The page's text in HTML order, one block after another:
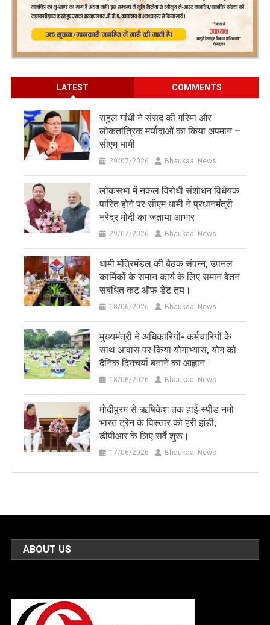
LATEST COMMENTS
राहुल गांधी ने संसद की गरिमा और
लोकतांत्रिक मर्यादाओं का किया अपमान –
सीएम धामी
29/07/2026 Bhaukaal News
लोकसभा में नकल विरोधी संशोधन विधेयक
पारित होने पर सीएम धामी ने प्रधानमंत्री
नरेंद्र मोदी का जताया आभार
29/07/2026 Bhaukaal News
धामी मंत्रिमंडल की बैठक संपन्न, उपनल
कार्मिकों के समान कार्य के लिए समान वेतन
संबंधित कट ऑफ डेट तय।
18/06/2026 Bhaukaal News
मुख्यमंत्री ने अधिकारियों- कर्मचारियों के
साथ आवास पर किया योगाभ्यास, योग को
दैनिक दिनचर्या बनाने का आह्वान।
18/06/2026 Bhaukaal News
मोदीपुरम से ऋषिकेश तक हाई‑स्पीड नमो
भारत ट्रेन के विस्तार को हरी झंडी,
डीपीआर के लिए सर्वे शुरू।
17/06/2026 Bhaukaal News
ABOUT US